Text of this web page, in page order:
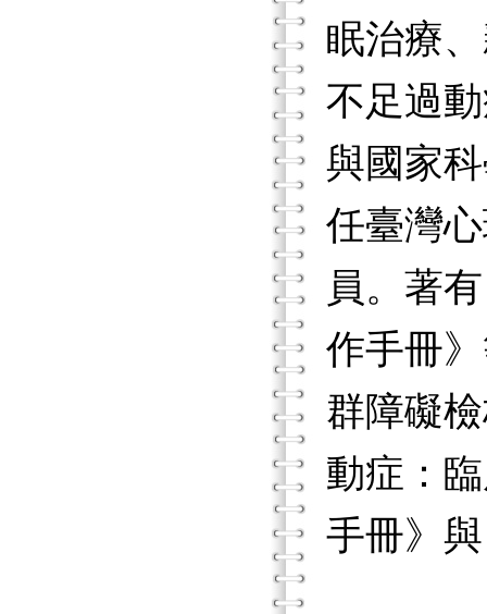
眠治療
不足過
與國家
任臺灣
員。著
作手冊
群障礙
動症：
手冊》